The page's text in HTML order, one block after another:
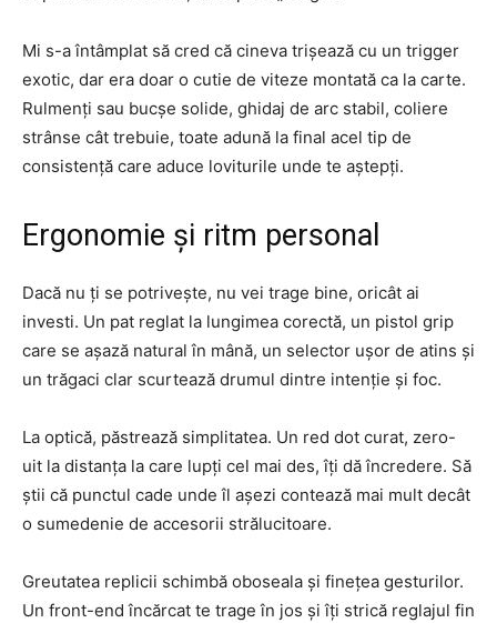
Mi s-a întâmplat să cred că cineva trișează cu un trigger
exotic, dar era doar o cutie de viteze montată ca la carte.
Rulmenți sau bucșe solide, ghidaj de arc stabil, coliere
strânse cât trebuie, toate adună la final acel tip de
consistență care aduce loviturile unde te aștepți.
Ergonomie și ritm personal
Dacă nu ți se potrivește, nu vei trage bine, oricât ai
investi. Un pat reglat la lungimea corectă, un pistol grip
care se așază natural în mână, un selector ușor de atins și
un trăgaci clar scurtează drumul dintre intenție și foc.
La optică, păstrează simplitatea. Un red dot curat, zero-
uit la distanța la care lupți cel mai des, îți dă încredere. Să
știi că punctul cade unde îl așezi contează mai mult decât
o sumedenie de accesorii strălucitoare.
Greutatea replicii schimbă oboseala și finețea gesturilor.
Un front-end încărcat te trage în jos și îți strică reglajul fin